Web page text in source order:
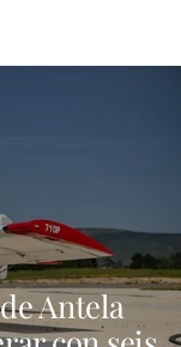
Antela